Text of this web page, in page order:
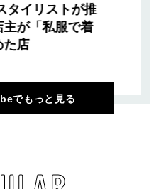
タイリストが推
が「私服で着
た店
でもっと見る